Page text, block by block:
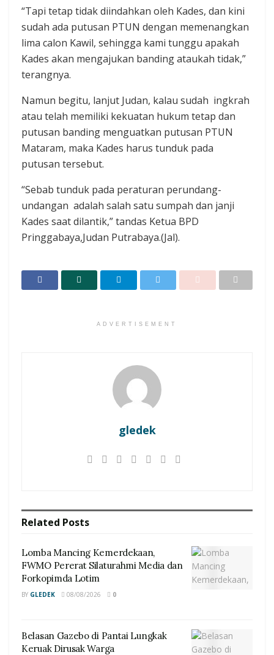
“Tapi tetap tidak diindahkan oleh Kades, dan kini
sudah ada putusan PTUN dengan memenangkan
lima calon Kawil, sehingga kami tunggu apakah
Kades akan mengajukan banding ataukah tidak,”
terangnya.
Namun begitu, lanjut Judan, kalau sudah ingkrah
atau telah memiliki kekuatan hukum tetap dan
putusan banding menguatkan putusan PTUN
Mataram, maka Kades harus tunduk pada
putusan tersebut.
“Sebab tunduk pada peraturan perundang-
undangan adalah salah satu sumpah dan janji
Kades saat dilantik,” tandas Ketua BPD
Pringgabaya,Judan Putrabaya.(Jal).
ADVERTISEMENT
gledek
Related Posts
Lomba Mancing Kemerdekaan,
FWMO Pererat Silaturahmi Media dan
Forkopimda Lotim
BY GLEDEK 08/08/2026 0
Belasan Gazebo di Pantai Lungkak
Keruak Dirusak Warga